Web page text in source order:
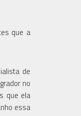
que a
de
no
que ela
essa